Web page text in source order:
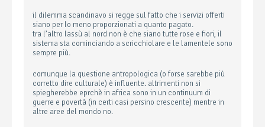
il dilemma scandinavo si regge sul fatto che i servizi offerti
siano per lo meno proporzionati a quanto pagato.
tra l’altro lassù al nord non è che siano tutte rose e fiori, il
sistema sta cominciando a scricchiolare e le lamentele sono
sempre più.
comunque la questione antropologica (o forse sarebbe più
corretto dire culturale) è influente. altrimenti non si
spiegherebbe eprchè in africa sono in un continuum di
guerre e povertà (in certi casi persino crescente) mentre in
altre aree del mondo no.